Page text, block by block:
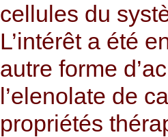
cellules du
L’intérêt a été
autre forme
l’elenolate de
propriétés